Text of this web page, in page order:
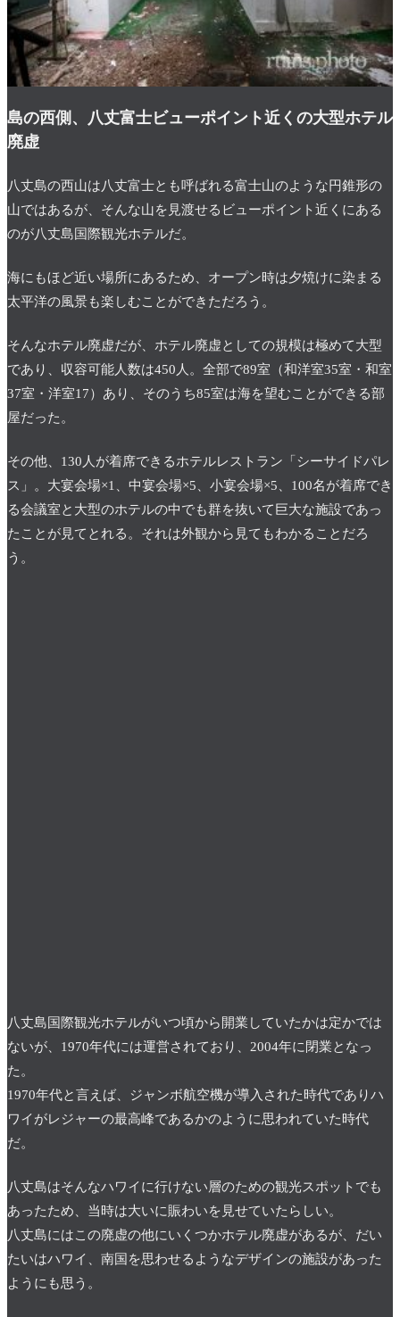
島の西側、八丈富士ビューポイント近くの大型ホテル
廃虚
八丈島の西山は八丈富士とも呼ばれる富士山のような円錐形の
山ではあるが、そんな山を見渡せるビューポイント近くにある
のが八丈島国際観光ホテルだ。
海にもほど近い場所にあるため、オープン時は夕焼けに染まる
太平洋の風景も楽しむことができただろう。
そんなホテル廃虚だが、ホテル廃虚としての規模は極めて大型
であり、収容可能人数は450人。全部で89室（和洋室35室・和室
37室・洋室17）あり、そのうち85室は海を望むことができる部
屋だった。
その他、130人が着席できるホテルレストラン「シーサイドパレ
ス」。大宴会場×1、中宴会場×5、小宴会場×5、100名が着席でき
る会議室と大型のホテルの中でも群を抜いて巨大な施設であっ
たことが見てとれる。それは外観から見てもわかることだろ
う。
八丈島国際観光ホテルがいつ頃から開業していたかは定かでは
ないが、1970年代には運営されており、2004年に閉業となっ
た。
1970年代と言えば、ジャンボ航空機が導入された時代でありハ
ワイがレジャーの最高峰であるかのように思われていた時代
だ。
八丈島はそんなハワイに行けない層のための観光スポットでも
あったため、当時は大いに賑わいを見せていたらしい。
八丈島にはこの廃虚の他にいくつかホテル廃虚があるが、だい
たいはハワイ、南国を思わせるようなデザインの施設があった
ようにも思う。